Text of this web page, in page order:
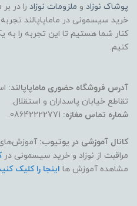
پوشاک نوزاد و ملزومات نوزاد را در
خرید سیسمونی در ماماپاپالند
کنار شما هستیم تا این تجربه را به
کنیم.
آدرس فروشگاه حضوری ماماپاپالند:
تقاطع خیابان پاسداران و استقلال.
شماره تماس مغازه:
کانال آموزشی در یوتیوب: آموزش‌های
مراقبت از نوزاد و خرید سیسمونی در
مشاهده آموزش ها اینجا را کلیک